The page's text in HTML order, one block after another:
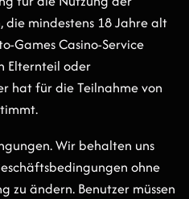
die mindestens 18 Jahre alt
Games Casino-Service
Elternteil oder
hat für die Teilnahme von
Wir behalten uns
ohne
zu ändern. Benutzer müssen